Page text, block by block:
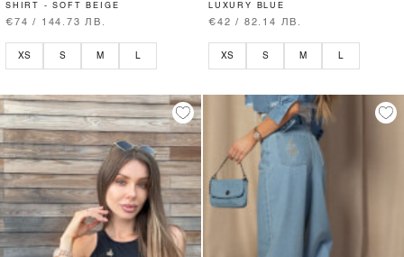
SHIRT - SOFT BEIGE
€74 / 144.73 ЛВ.
XS S M
LUXURY BLUE
€42 / 82.14 ЛВ.
XS S M